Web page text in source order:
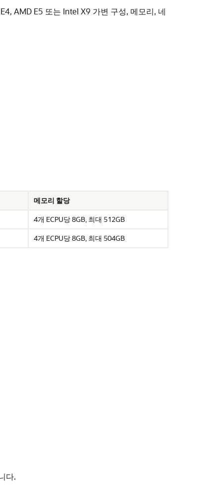
AMD E5 또는 Intel X9 가변 구성, 메모리, 네
메모리 할당
4개 ECPU당 8GB, 최대 512GB
4개 ECPU당 8GB, 최대 504GB
다.